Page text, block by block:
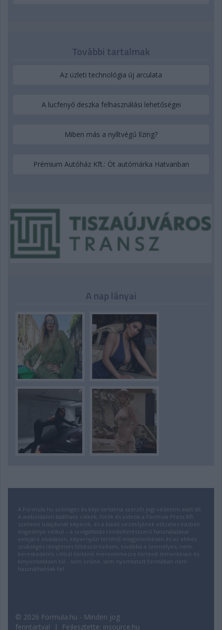
További tartalmak
Az üzleti technológia új arculata
A lucfenyő deszka felhasználási lehetőségei
Miben más a nyíltvégű lízing?
Prémium Autóház Kft.: Öt autómárka Hatvanban
A nap lányai
A Formula.hu szöveges és képi tartalma szerzői jogi védelem alatt áll.
A weboldalon található cikkek, fotók és videók a Formula Press Kft.
szellemi tulajdonát képezik, és a kiadó vezetőjének előzetes írásbeli
engedélye nélkül – a szolgáltatás rendeltetésszerű használatával
velejáró olvasáson, képernyőn történő megjelenítésen és az ehhez
szükséges ideiglenes többszörözésen, továbbá a személyes, nem-
kereskedelmi célból történő merevlemezre történő lementésen és
kinyomtatáson túl - sem online, sem nyomtatott formában nem
használhatóak fel.
© 2026 Formula.hu - Minden jog
fenntartva! | Fejlesztette: insource.hu